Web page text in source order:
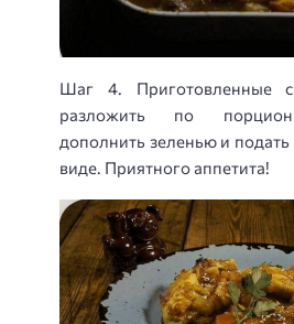
Шаг 4. Приготовленные
разложить по
дополнить зеленью и подать
виде. Приятного аппетита!